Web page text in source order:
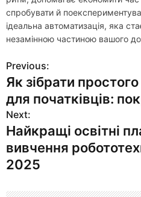
спробувати й
ідеальна автоматизація, яка
незамінною частиною вашого
Н
а
в
и
г
Previous:
Як зібрати
для початківців:
Next:
Найкращі освітні
вивчення
2025